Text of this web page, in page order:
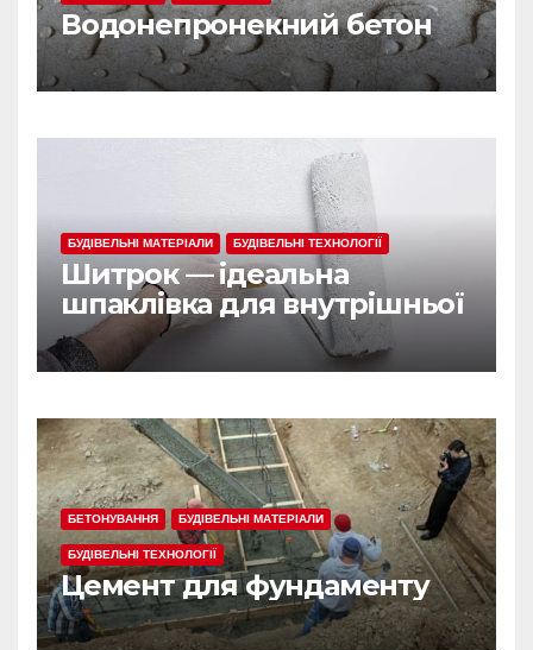
Водонепронекний бетон
БУДІВЕЛЬНІ МАТЕРІАЛИ БУДІВЕЛЬНІ ТЕХНОЛОГІЇ
Шитрок — ідеальна
шпаклівка для внутрішньої
обробки
БЕТОНУВАННЯ БУДІВЕЛЬНІ МАТЕРІАЛИ
БУДІВЕЛЬНІ ТЕХНОЛОГІЇ
Цемент для фундаменту